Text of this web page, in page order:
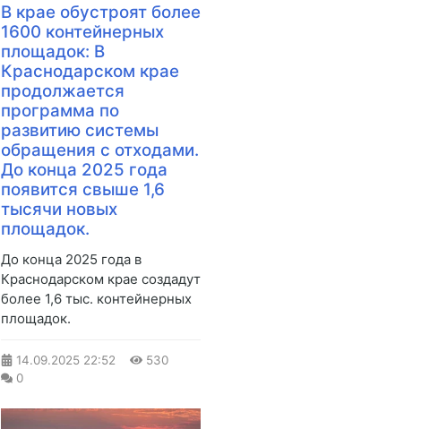
В крае обустроят более
1600 контейнерных
площадок: В
Краснодарском крае
продолжается
программа по
развитию системы
обращения с отходами.
До конца 2025 года
появится свыше 1,6
тысячи новых
площадок.
До конца 2025 года в
Краснодарском крае создадут
более 1,6 тыс. контейнерных
площадок.
14.09.2025 22:52
530
0